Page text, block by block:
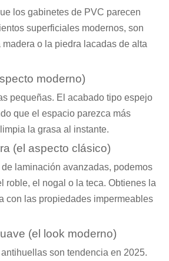
los gabinetes de PVC parecen
superficiales modernos, son
o la piedra lacadas de alta
moderno)
pequeñas. El acabado tipo espejo
que el espacio parezca más
la grasa al instante.
(el aspecto clásico)
laminación avanzadas, podemos
roble, el nogal o la teca. Obtienes la
con las propiedades impermeables
(el look moderno)
son tendencia en 2025.